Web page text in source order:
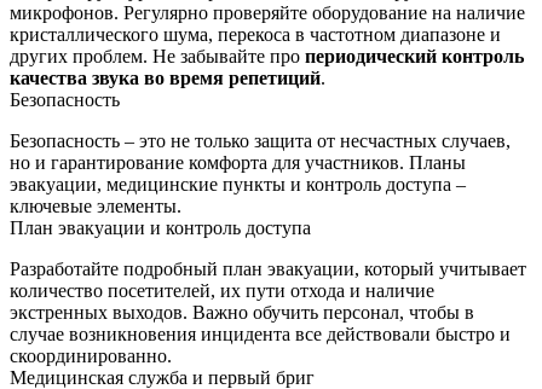
микрофонов. Регулярно проверяйте оборудование на наличие
кристаллического шума, перекоса в частотном диапазоне и
других проблем. Не забывайте про периодический контроль
качества звука во время репетиций.
Безопасность
Безопасность – это не только защита от несчастных случаев,
но и гарантирование комфорта для участников. Планы
эвакуации, медицинские пункты и контроль доступа –
ключевые элементы.
План эвакуации и контроль доступа
Разработайте подробный план эвакуации, который учитывает
количество посетителей, их пути отхода и наличие
экстренных выходов. Важно обучить персонал, чтобы в
случае возникновения инцидента все действовали быстро и
скоординированно.
Медицинская служба и первый бриг